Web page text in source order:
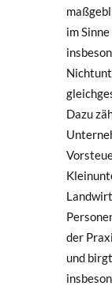
im
Dazu
der
und